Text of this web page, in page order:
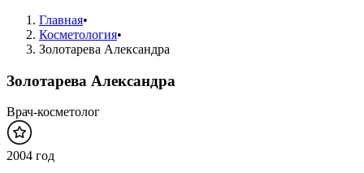
Главная•
Косметология•
Золотарева Александра
Золотарева Александра
Врач-косметолог
2004 год